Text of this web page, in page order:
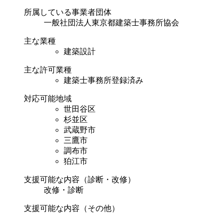
所属している事業者団体
一般社団法人東京都建築士事務所協会
主な業種
建築設計
主な許可業種
建築士事務所登録済み
対応可能地域
世田谷区
杉並区
武蔵野市
三鷹市
調布市
狛江市
支援可能な内容（診断・改修）
改修・診断
支援可能な内容（その他）